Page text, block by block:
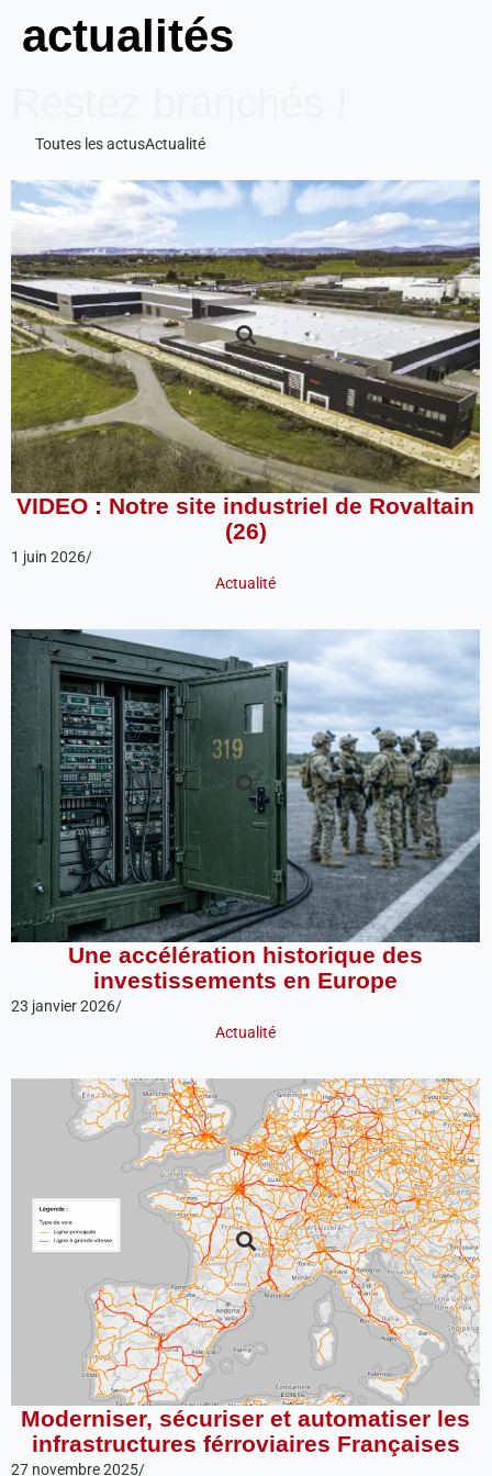
actualités
Toutes les actusActualité
VIDEO : Notre site industriel de Rovaltain
(26)
1 juin 2026/
Actualité
Une accélération historique des
investissements en Europe
23 janvier 2026/
Actualité
Moderniser, sécuriser et automatiser les
infrastructures férroviaires Françaises
27 novembre 2025/